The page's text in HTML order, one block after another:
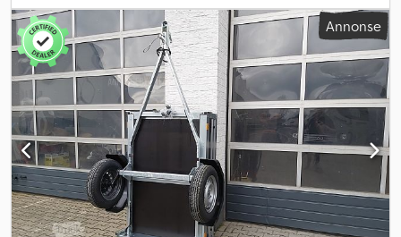
lasteromslengde:2 510 mm, lasteplassbredde:1 480 mm,
lasteromshøyde: 300 mm, Annonse